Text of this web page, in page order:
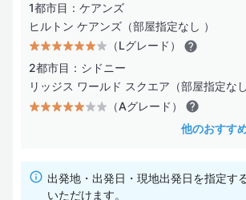
1都市目：ケアンズ
ヒルトン ケアンズ（部屋指定なし ）
（Lグレード）
2都市目：シドニー
リッジス ワールド スクエア（部屋指定なし
（Aグレード）
他のおすす
出発地・出発日・現地出発日を指定す
いただけます。